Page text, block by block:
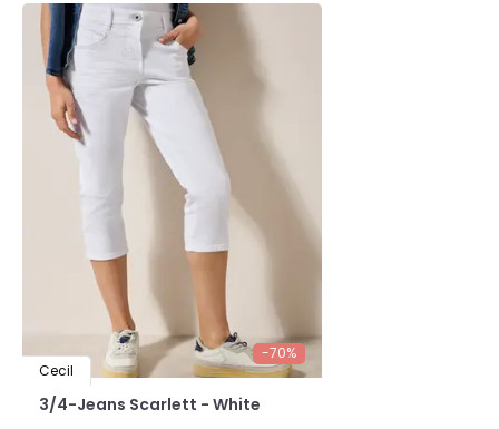
-70%
Cecil
3/4-Jeans Scarlett - White